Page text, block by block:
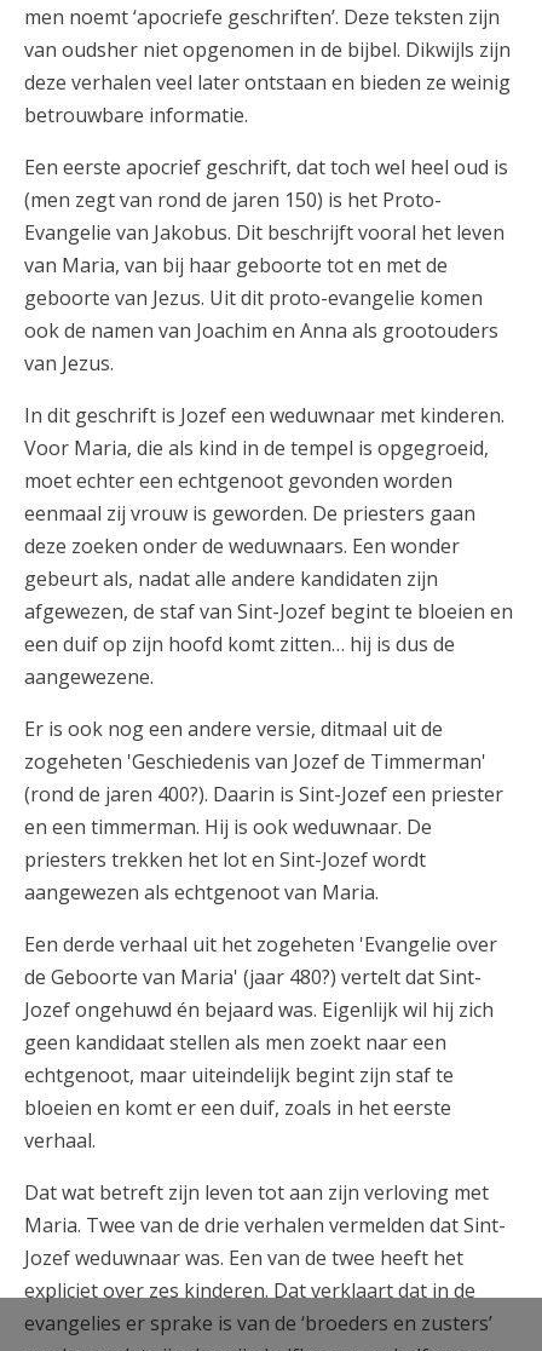
men noemt ‘apocriefe geschriften’. Deze teksten zijn
van oudsher niet opgenomen in de bijbel. Dikwijls zijn
deze verhalen veel later ontstaan en bieden ze weinig
betrouwbare informatie.
Een eerste apocrief geschrift, dat toch wel heel oud is
(men zegt van rond de jaren 150) is het Proto-
Evangelie van Jakobus. Dit beschrijft vooral het leven
van Maria, van bij haar geboorte tot en met de
geboorte van Jezus. Uit dit proto-evangelie komen
ook de namen van Joachim en Anna als grootouders
van Jezus.
In dit geschrift is Jozef een weduwnaar met kinderen.
Voor Maria, die als kind in de tempel is opgegroeid,
moet echter een echtgenoot gevonden worden
eenmaal zij vrouw is geworden. De priesters gaan
deze zoeken onder de weduwnaars. Een wonder
gebeurt als, nadat alle andere kandidaten zijn
afgewezen, de staf van Sint-Jozef begint te bloeien en
een duif op zijn hoofd komt zitten… hij is dus de
aangewezene.
Er is ook nog een andere versie, ditmaal uit de
zogeheten 'Geschiedenis van Jozef de Timmerman'
(rond de jaren 400?). Daarin is Sint-Jozef een priester
en een timmerman. Hij is ook weduwnaar. De
priesters trekken het lot en Sint-Jozef wordt
aangewezen als echtgenoot van Maria.
Een derde verhaal uit het zogeheten 'Evangelie over
de Geboorte van Maria' (jaar 480?) vertelt dat Sint-
Jozef ongehuwd én bejaard was. Eigenlijk wil hij zich
geen kandidaat stellen als men zoekt naar een
echtgenoot, maar uiteindelijk begint zijn staf te
bloeien en komt er een duif, zoals in het eerste
verhaal.
Dat wat betreft zijn leven tot aan zijn verloving met
Maria. Twee van de drie verhalen vermelden dat Sint-
Jozef weduwnaar was. Een van de twee heeft het
expliciet over zes kinderen. Dat verklaart dat in de
evangelies er sprake is van de ‘broeders en zusters’